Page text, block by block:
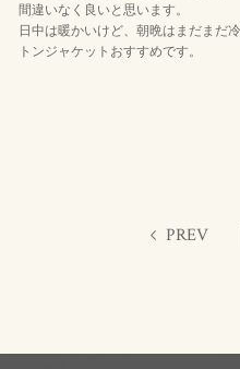
間違いなく良いと思います。
日中は暖かいけど、朝晩はまだまだ
トンジャケットおすすめです。
PREV